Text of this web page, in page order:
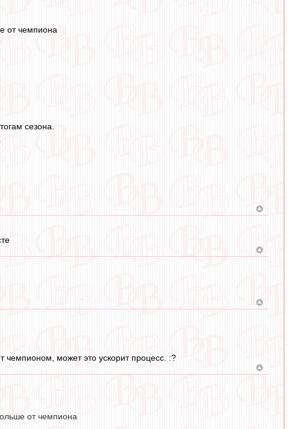
от чемпиона
сезона.
чемпионом, может это ускорит процесс. :?
от чемпиона